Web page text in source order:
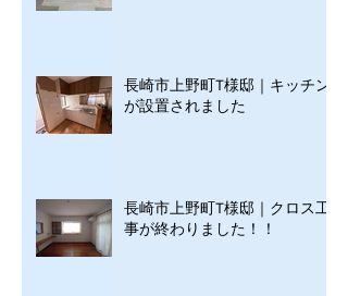
長崎市上野町T様邸｜キッチン
が設置されました
長崎市上野町T様邸｜クロス工
事が終わりました！！